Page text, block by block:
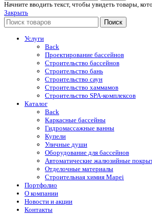
Начните вводить текст, чтобы увидеть товары,
Закрыть
Поиск
Услуги
Back
Проектирование бассейнов
Строительство бассейнов
Строительство бань
Строительство саун
Строительство хаммамов
Строительство SPA-комплексов
Каталог
Back
Каркасные бассейны
Гидромассажные ванны
Купели
Уличные души
Оборудование для бассейнов
Автоматические жалюзийные
Отделочные материалы
Строительная химия Mapei
Портфолио
O компании
Новости и акции
Контакты